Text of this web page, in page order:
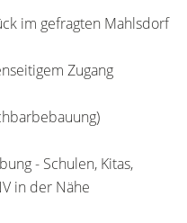
im gefragten Mahlsdorf
Zugang
- Schulen, Kitas,
in der Nähe